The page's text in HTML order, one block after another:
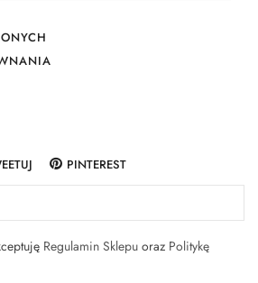
PINTEREST
Regulamin Sklepu oraz Politykę